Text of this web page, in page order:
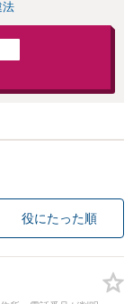
法
役にたった順